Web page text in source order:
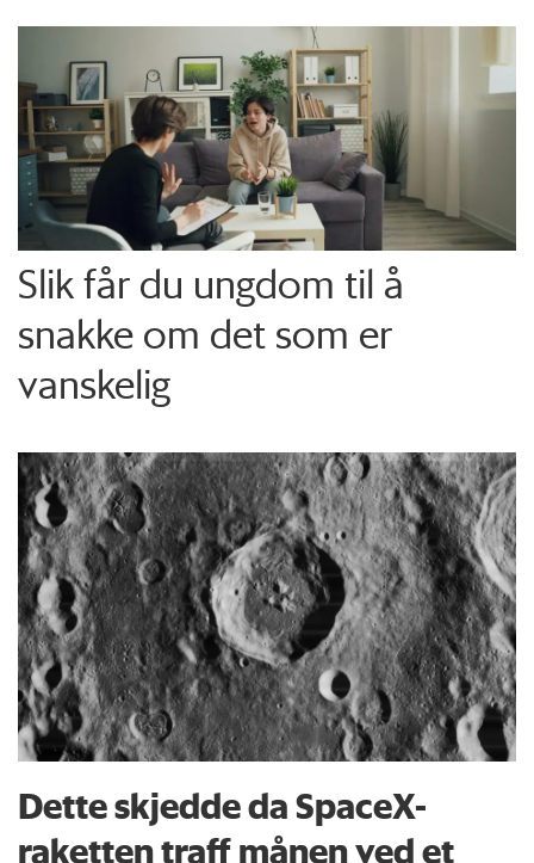
Slik får du ungdom til å
snakke om det som er
vanskelig
Dette skjedde da SpaceX-
raketten traff månen ved et